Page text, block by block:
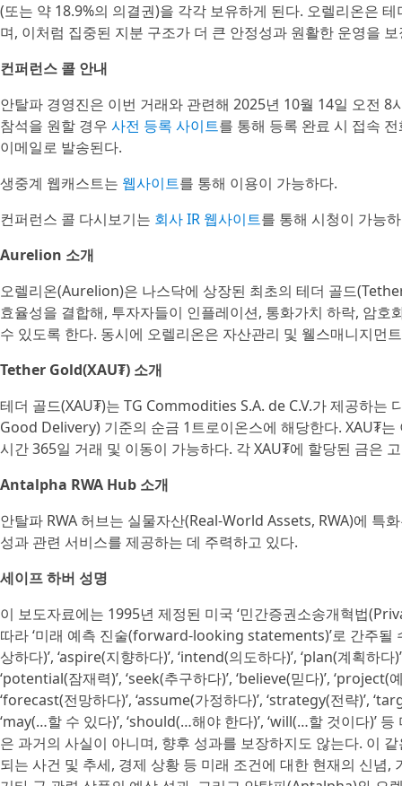
(또는 약 18.9%의 의결권)을 각각 보유하게 된다. 오렐리온은
며, 이처럼 집중된 지분 구조가 더 큰 안정성과 원활한 운영을
컨퍼런스 콜 안내
안탈파 경영진은 이번 거래와 관련해 2025년 10월 14일 오전
참석을 원할 경우 사전 등록 사이트를 통해 등록 완료 시 접속
이메일로 발송된다.
생중계 웹캐스트는 웹사이트를 통해 이용이 가능하다.
컨퍼런스 콜 다시보기는 회사 IR 웹사이트를 통해 시청이 가능
Aurelion 소개
오렐리온(Aurelion)은 나스닥에 상장된 최초의 테더 골드
효율성을 결합해, 투자자들이 인플레이션, 통화가치 하락, 암
수 있도록 한다. 동시에 오렐리온은 자산관리 및 웰스매니지
Tether Gold(XAU₮) 소개
테더 골드(XAU₮)는 TG Commodities S.A. de C.V.가 제공하
Good Delivery) 기준의 순금 1트로이온스에 해당한다. XAU₮
시간 365일 거래 및 이동이 가능하다. 각 XAU₮에 할당된 금은
Antalpha RWA Hub 소개
안탈파 RWA 허브는 실물자산(Real-World Assets, RWA)에 특
성과 관련 서비스를 제공하는 데 주력하고 있다.
세이프 하버 성명
이 보도자료에는 1995년 제정된 미국 ‘민간증권소송개혁법
따라 ‘미래 예측 진술(forward-looking statements)’로 간주될
상하다)’, ‘aspire(지향하다)’, ‘intend(의도하다)’, ‘plan(계획하다
‘potential(잠재력)’, ‘seek(추구하다)’, ‘believe(믿다)’, ‘project(
‘forecast(전망하다)’, ‘assume(가정하다)’, ‘strategy(전략)’,
‘may(…할 수 있다)’, ‘should(…해야 한다)’, ‘will(…할 것이다)’
은 과거의 사실이 아니며, 향후 성과를 보장하지도 않는다. 이
되는 사건 및 추세, 경제 상황 등 미래 조건에 대한 현재의 신념